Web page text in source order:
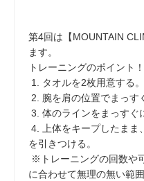
第4回は【MOUNTAIN
ます。
トレーニングのポイント！
1. タオルを2枚用意する。
2. 腕を肩の位置でまっす
3. 体のラインをまっすぐ
4. 上体をキープしたまま
を引きつける。
※トレーニングの回数や
に合わせて無理の無い範